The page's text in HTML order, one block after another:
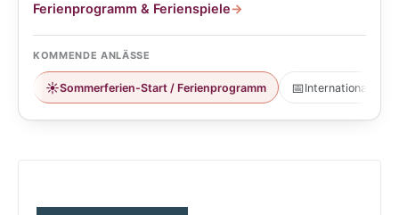
Ferienprogramm & Ferienspiele→
KOMMENDE ANLÄSSE
☀️Sommerferien-Start / Ferienprogramm 📅 Internationaler